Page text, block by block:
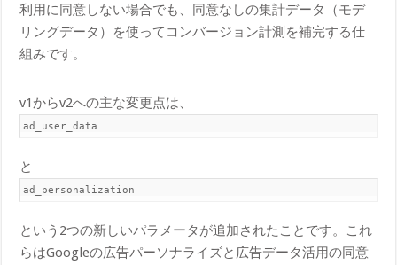
利用に同意しない場合でも、同意なしの集計データ（モデ
リングデータ）を使ってコンバージョン計測を補完する仕
組みです。
v1からv2への主な変更点は、
ad_user_data
と
ad_personalization
という2つの新しいパラメータが追加されたことです。これ
らはGoogleの広告パーソナライズと広告データ活用の同意